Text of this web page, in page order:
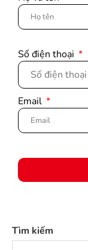
Số điện thoại
Email
Tìm kiếm